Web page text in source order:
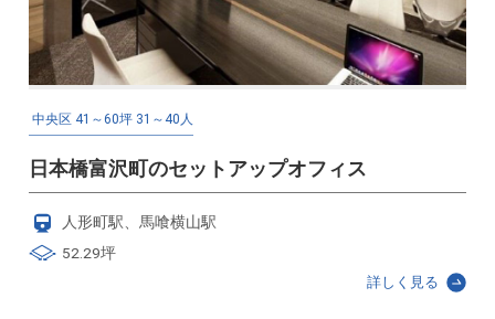
中央区 41～60坪 31～40人
日本橋富沢町のセットアップオフィス
人形町駅、馬喰横山駅
52.29坪
詳しく見る